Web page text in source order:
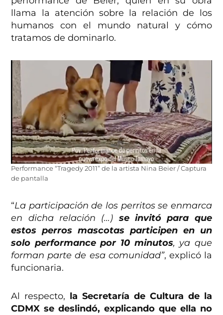
llama la atención sobre la relación de los
humanos con el mundo natural y cómo
tratamos de dominarlo.
Performance “Tragedy 2011” de la artista Nina Beier / Captura
de pantalla
“La participación de los perritos se enmarca
en dicha relación (…) se invitó para que
estos perros mascotas participen en un
solo performance por 10 minutos, ya que
forman parte de esa comunidad”, explicó la
funcionaria.
Al respecto, la Secretaría de Cultura de la
CDMX se deslindó, explicando que ella no